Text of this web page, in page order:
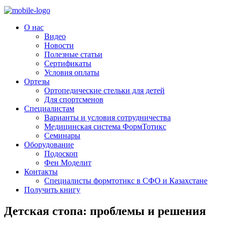
О нас
Видео
Новости
Полезные статьи
Сертификаты
Условия оплаты
Ортезы
Ортопедические стельки для детей
Для спортсменов
Специалистам
Варианты и условия сотрудничества
Медицинская система ФормТотикс
Семинары
Оборудование
Подоскоп
Фен Моделит
Контакты
Специалисты формтотикс в СФО и Казахстане
Получить книгу
Детская стопа: проблемы и решения